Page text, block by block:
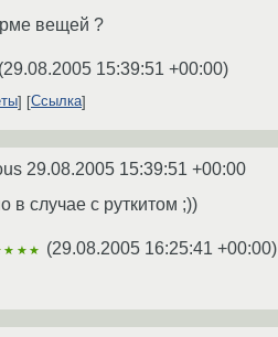
вещей ?
(29.08.2005 15:39:51 +00:00)
Ссылка
29.08.2005 15:39:51 +00:00
в случае с руткитом ;))
(29.08.2005 16:25:41 +00:00)